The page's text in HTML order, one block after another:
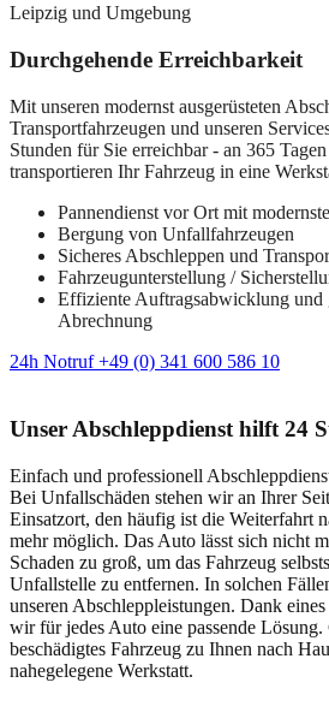
Leipzig und Umgebung
Durchgehende Erreichbarkeit
Mit unseren modernst ausgerüsteten
Transportfahrzeugen und unseren
Stunden für Sie erreichbar - an 365
transportieren Ihr Fahrzeug in eine
Pannendienst vor Ort mit
Bergung von Unfallfahrzeugen
Sicheres Abschleppen und
Fahrzeugunterstellung /
Effiziente Auftragsabwicklung und
Abrechnung
24h Notruf +49 (0) 341 600 586 10
Unser Abschleppdienst hilft 24
Einfach und professionell
Bei Unfallschäden stehen wir an Ihrer
Einsatzort, den häufig ist die Weiterfahrt
mehr möglich. Das Auto lässt sich nicht
Schaden zu groß, um das Fahrzeug
Unfallstelle zu entfernen. In solchen
unseren Abschleppleistungen. Dank
wir für jedes Auto eine passende
beschädigtes Fahrzeug zu Ihnen nach
nahegelegene Werkstatt.